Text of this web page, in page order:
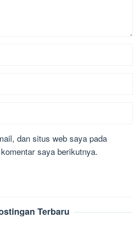
dan situs web saya pada
saya berikutnya.
Terbaru